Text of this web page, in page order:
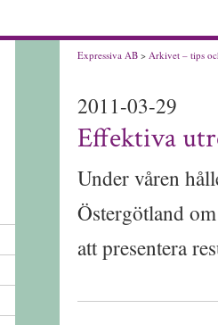
Expressiva AB > Arkivet – tips
2011-03-29
Effektiva
Under våren
Östergötland
att presentera